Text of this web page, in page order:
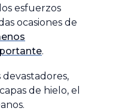
esfuerzos
ocasiones de
.
de hielo, el